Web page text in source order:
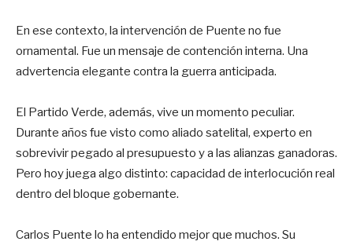
En ese contexto, la intervención de Puente no fue
ornamental. Fue un mensaje de contención interna. Una
advertencia elegante contra la guerra anticipada.
El Partido Verde, además, vive un momento peculiar.
Durante años fue visto como aliado satelital, experto en
sobrevivir pegado al presupuesto y a las alianzas ganadoras.
Pero hoy juega algo distinto: capacidad de interlocución real
dentro del bloque gobernante.
Carlos Puente lo ha entendido mejor que muchos. Su